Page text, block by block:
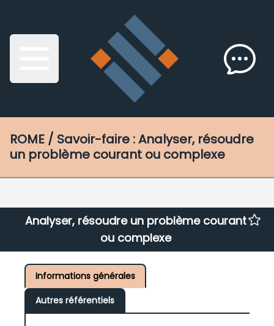
ROME / Savoir-faire : Analyser, résoudre
un problème courant ou complexe
Analyser, résoudre un problème courant
ou complexe
Informations générales
Autres référentiels